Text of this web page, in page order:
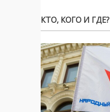
КТО, КОГО И ГДЕ?